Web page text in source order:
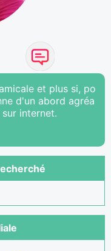
et plus si, po
d'un abord agréa
internet.